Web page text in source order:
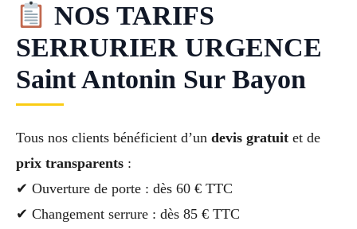
NOS TARIFS
SERRURIER URGENCE
Saint Antonin Sur Bayon
Tous nos clients bénéficient d’un devis gratuit et de
prix transparents :
✔ Ouverture de porte : dès 60 € TTC
✔ Changement serrure : dès 85 € TTC